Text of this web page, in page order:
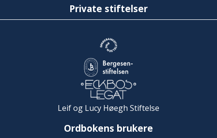
Private stiftelser
Leif og Lucy Høegh Stiftelse
Ordbokens brukere